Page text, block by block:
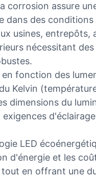
corrosion assure
dans des
usines, entrepôts,
nécessitant
en fonction des
Kelvin
dimensions du
d'éclairage
LED
d'énergie et les
en offrant une